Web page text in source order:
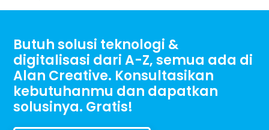
Butuh solusi teknologi &
digitalisasi dari A-Z, semua ada di
Alan Creative. Konsultasikan
kebutuhanmu dan dapatkan
solusinya. Gratis!